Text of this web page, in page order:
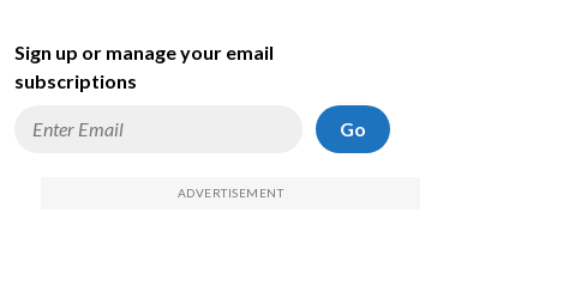
Sign up or manage your email
subscriptions
Go